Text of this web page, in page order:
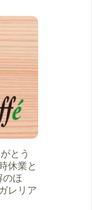
とう
休業と
ほ
レリア